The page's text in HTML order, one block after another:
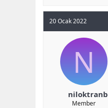
20 Ocak 2022
N
niloktranb
Member